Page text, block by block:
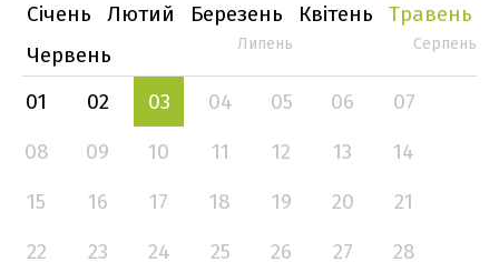
Січень
Лютий Березень Квітень
Травень
Червень
Липень Серпень
01 02 03 04 05 06
07
08
09 10 11 12 13
14
15
16 17 18 19 20
21
22
23 24 25 26 27
28